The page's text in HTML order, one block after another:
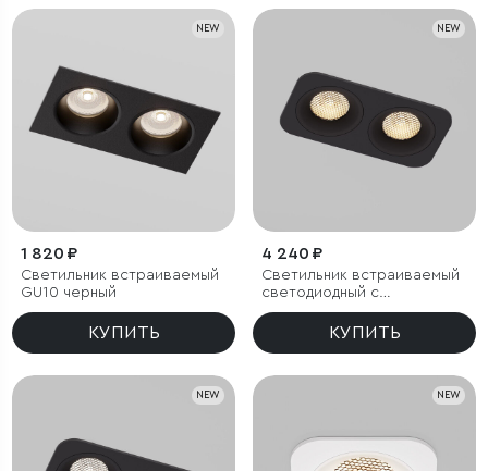
NEW
1 820 ₽
Светильник встраиваемый
GU10 черный
КУПИТЬ
NEW
4 240 ₽
Светильник встраиваемый
светодиодный с
антибликовой решеткой
Tetro 20W 3000K черный
КУПИТЬ
NEW NEW